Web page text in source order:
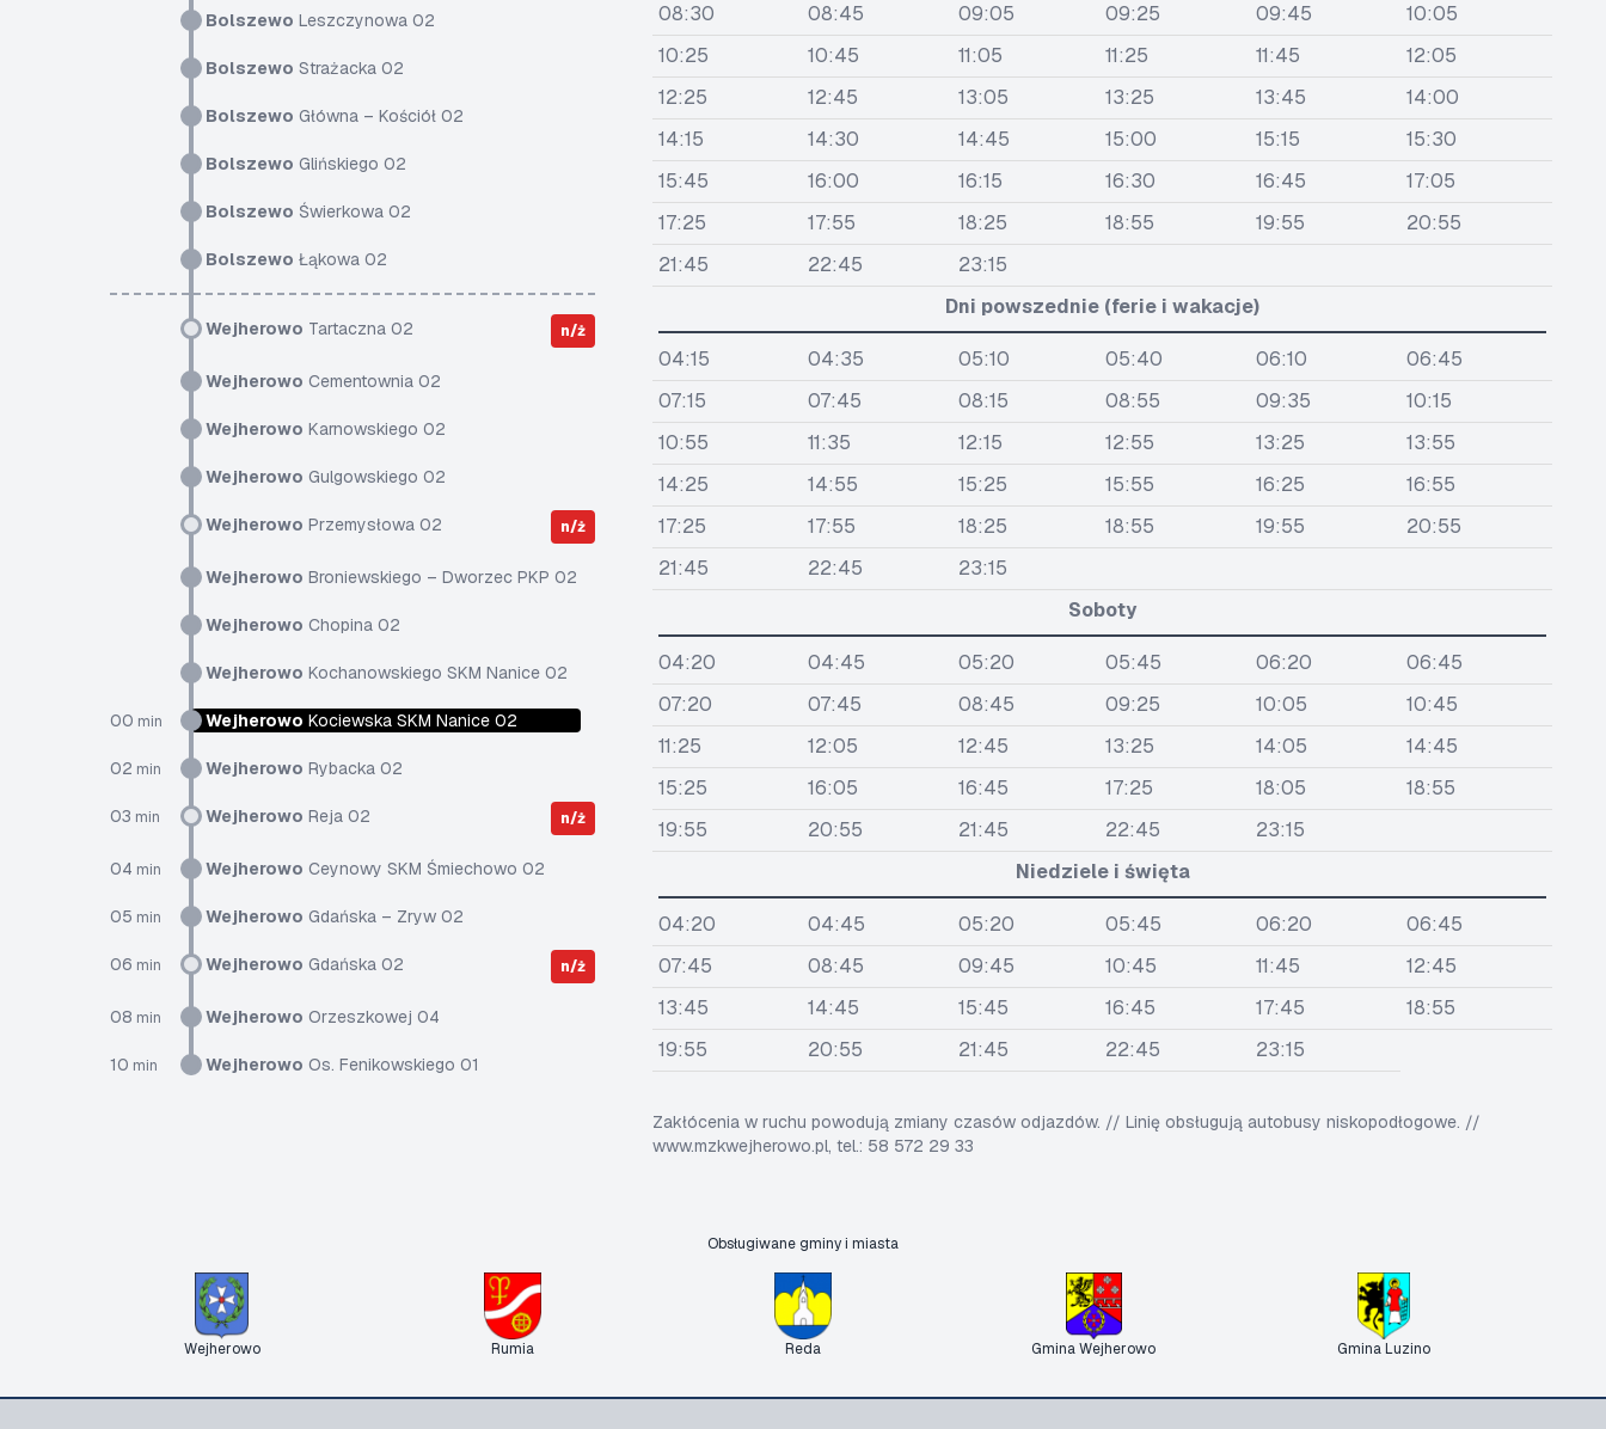
Bolszewo Leszczynowa 02
Bolszewo Strażacka 02
Bolszewo Główna – Kościół 02
Bolszewo Glińskiego 02
Bolszewo Świerkowa 02
Bolszewo Łąkowa 02
Wejherowo Tartaczna 02 n/ż
Wejherowo Cementownia 02
Wejherowo Karnowskiego 02
Wejherowo Gulgowskiego 02
Wejherowo Przemysłowa 02 n/ż
Wejherowo Broniewskiego – Dworzec PKP 02
Wejherowo Chopina 02
Wejherowo Kochanowskiego SKM Nanice 02
00 min Wejherowo Kociewska SKM Nanice 02
02 min Wejherowo Rybacka 02
03 min Wejherowo Reja 02 n/ż
04 min Wejherowo Ceynowy SKM Śmiechowo 02
05 min Wejherowo Gdańska – Zryw 02
06 min Wejherowo Gdańska 02 n/ż
08 min Wejherowo Orzeszkowej 04
10 min Wejherowo Os. Fenikowskiego 01
08:30
08:45 09:05 09:25 09:45
10:05
10:25
10:45 11:05 11:25 11:45
12:05
12:25
12:45 13:05 13:25 13:45
14:00
14:15
14:30 14:45 15:00 15:15
15:30
15:45
16:00 16:15 16:30 16:45
17:05
17:25
17:55 18:25 18:55 19:55
20:55
21:45
22:45
23:15
Dni powszednie (ferie i wakacje)
04:15 04:35 05:10 05:40 06:10
06:45
07:15
07:45 08:15 08:55 09:35
10:15
10:55
11:35 12:15 12:55 13:25
13:55
14:25
14:55 15:25 15:55 16:25
16:55
17:25
17:55 18:25 18:55 19:55
20:55
21:45
22:45
23:15
Soboty
04:20 04:45 05:20 05:45 06:20
06:45
07:20
07:45 08:45 09:25 10:05
10:45
11:25
12:05 12:45 13:25 14:05
14:45
15:25
16:05 16:45 17:25 18:05
18:55
19:55
20:55 21:45 22:45
23:15
Niedziele i święta
04:20 04:45 05:20 05:45 06:20
06:45
07:45
08:45 09:45 10:45 11:45
12:45
13:45
14:45 15:45 16:45 17:45
18:55
19:55
20:55 21:45 22:45 23:15
Zakłócenia w ruchu powodują zmiany czasów odjazdów. // Linię obsługują autobusy niskopodłogowe. //
www.mzkwejherowo.pl, tel.: 58 572 29 33
Obsługiwane gminy i miasta
Wejherowo Rumia Reda Gmina Wejherowo Gmina Luzino